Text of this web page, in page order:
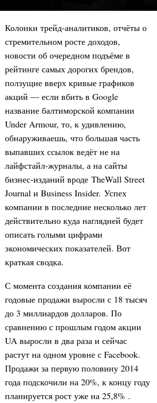
Колонки трейд-аналитиков, отчёты о
стремительном росте доходов,
новости об очередном подъёме в
рейтинге самых дорогих брендов,
ползущие вверх кривые графиков
акций — если вбить в Google
название балтиморской компании
Under Armour, то, к удивлению,
обнаруживаешь, что большая часть
выпавших ссылок ведёт не на
лайфстайл-журналы, а на сайты
бизнес-изданий вроде TheWall Street
Journal и Business Insider. Успех
компании в последние несколько лет
действительно куда наглядней будет
описать голыми цифрами
экономических показателей. Вот
краткая сводка.
С момента создания компании её
годовые продажи выросли с 18 тысяч
до 3 миллиардов долларов. По
сравнению с прошлым годом акции
UA выросли в два раза и сейчас
растут на одном уровне с Facebook.
Продажи за первую половину 2014
года подскочили на 20%, к концу году
планируется рост уже на 25,8% .